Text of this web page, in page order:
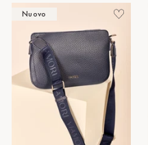
Timmendorf
Tulln
Tuttlingen
Wien Hietzing (13.Bez.)
Nuovo